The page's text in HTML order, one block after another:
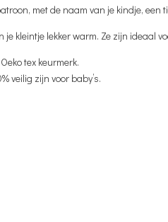
met de naam van je kindje, een
kleintje lekker warm. Ze zijn ideaal
tex keurmerk.
veilig zijn voor baby’s.